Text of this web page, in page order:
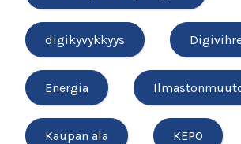
digikyvykkyys
Energia
Kaupan ala KEPO